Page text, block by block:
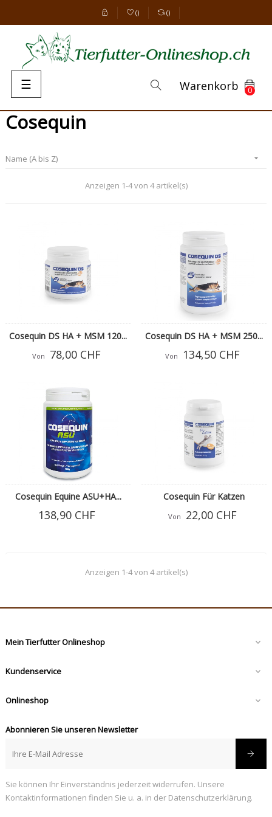
() ()
Umschalten
der
Navigation
☰ Warenkorb 0
Cosequin
Name (A bis Z) 
Anzeigen 1-4 von 4 artikel(s)
Cosequin DS HA + MSM 120...
Von 78,00 CHF
Cosequin DS HA + MSM 250...
Von 134,50 CHF
Cosequin Equine ASU+HA...
138,90 CHF
Cosequin Für Katzen
Von 22,00 CHF
Anzeigen 1-4 von 4 artikel(s)
Mein Tierfutter Onlineshop 
Kundenservice 
Onlineshop 
Abonnieren Sie unseren Newsletter
Sie können Ihr Einverständnis jederzeit widerrufen. Unsere
Kontaktinformationen finden Sie u. a. in der Datenschutzerklärung.